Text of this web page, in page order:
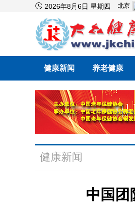
 2026年8月6日 星期四
健康新闻 养老健康
健康新闻
中国团